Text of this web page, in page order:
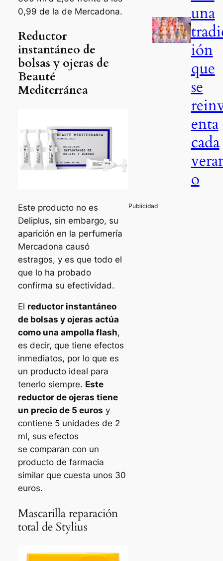
0,99 de la de Mercadona.
Reductor
instantáneo de
bolsas y ojeras de
Beauté
Mediterránea
Este producto no es
Deliplus, sin embargo, su
aparición en la perfumería
Mercadona causó
estragos, y es que todo el
que lo ha probado
confirma su efectividad.
El reductor instantáneo
de bolsas y ojeras actúa
como una ampolla flash,
es decir, que tiene efectos
inmediatos, por lo que es
un producto ideal para
tenerlo siempre. Este
reductor de ojeras tiene
un precio de 5 euros y
contiene 5 unidades de 2
ml, sus efectos
se comparan con un
producto de farmacia
similar que cuesta unos 30
euros.
Mascarilla reparación
total de Stylius
una
ión
que
se
enta
cada
o